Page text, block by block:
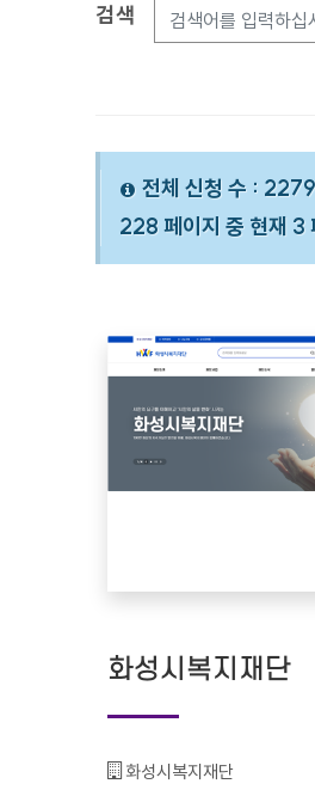
검색옵션
검색
전체 신청 수 :
228 페이지 중 현재 3
화성시복지재단
기관명 :
화성시복지재단